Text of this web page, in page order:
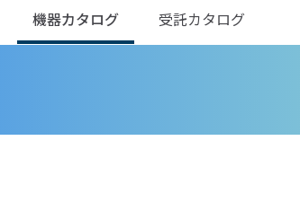
機器カタログ 受託カタログ